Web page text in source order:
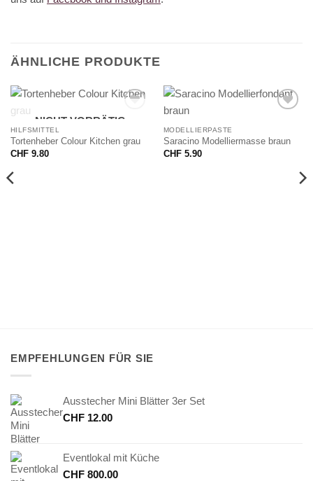
ÄHNLICHE PRODUKTE
NICHT VORRÄTIG
HILFSMITTEL
Tortenheber Colour Kitchen grau
CHF9.80
MODELLIERPASTE
Saracino Modelliermasse braun
CHF5.90
EMPFEHLUNGEN FÜR SIE
Ausstecher Mini Blätter 3er Set
CHF 12.00
Eventlokal mit Küche
CHF 800.00